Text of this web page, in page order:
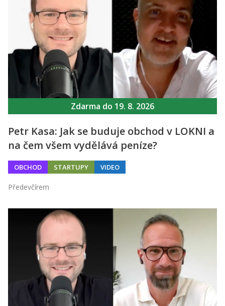
Zdarma do 19. 8. 2026
Petr Kasa: Jak se buduje obchod v LOKNI a
na čem všem vydělává peníze?
OBCHOD STARTUPY VIDEO
Předevčírem